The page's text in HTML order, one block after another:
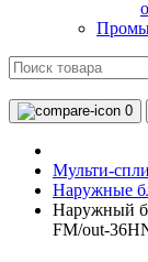
0
Мульти-
Наружные
Наружный
FM/out-